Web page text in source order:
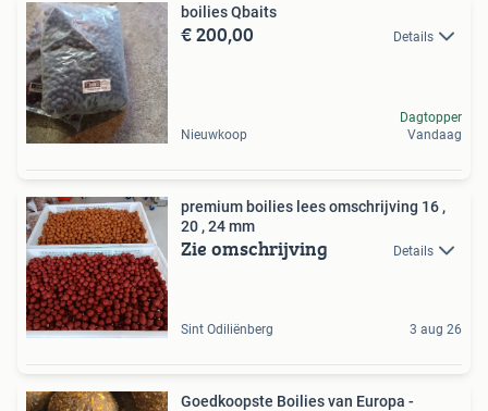
boilies Qbaits
€ 200,00 Details
Nieuwkoop
Dagtopper
Vandaag
premium boilies lees omschrijving 16 ,
20 , 24 mm
Zie omschrijving Details
Sint Odiliënberg 3 aug 26
Goedkoopste Boilies van Europa -